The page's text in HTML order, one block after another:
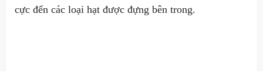
cực đến các loại hạt được đựng bên trong.